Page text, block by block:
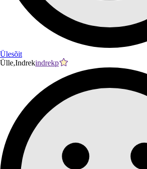
Ülesõit
Ülle,Indrekindrekp